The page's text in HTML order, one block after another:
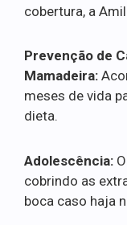
cobertura, a
Prevenção de
Mamadeira:
meses de vida
dieta.
Adolescência:
cobrindo as
boca caso haja